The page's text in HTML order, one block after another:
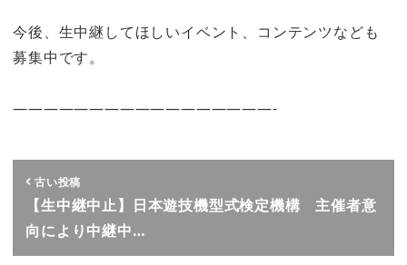
今後、生中継してほしいイベント、コンテンツなども
募集中です。
—————————————————-
古い投稿
【生中継中止】日本遊技機型式検定機構 主催者意
向により中継中…